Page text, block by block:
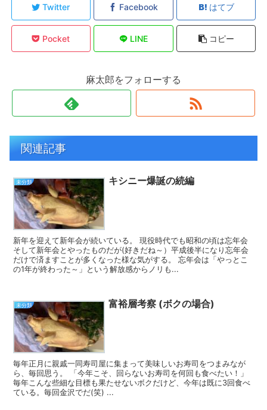
Twitter Facebook はてブ
Pocket LINE コピー
麻太郎をフォローする
関連記事
未分類 キシニー爆誕の続編
新年を迎えて新年会が続いている。 現役時代でも昭和の頃は忘年会
そして新年会とやったものだが(好きだね～）平成後半になり忘年会
だけで済ますことが多くなった様な気がする。 忘年会は「やっとこ
の1年が終わった～」という解放感からノリも...
未分類 富裕層考察 (ボクの場合)
毎年正月に親戚一同寿司屋に集まって美味しいお寿司をつまみなが
ら、毎回思う。 「今年こそ、回らないお寿司を何回も食べたい！」
毎年こんな些細な目標も果たせないボクだけど、今年は既に3回食べ
ている。毎回金沢でだ(笑) ...